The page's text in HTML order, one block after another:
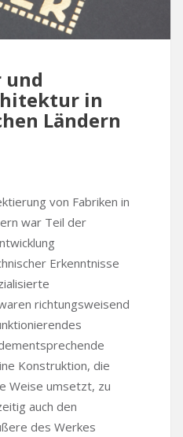
und
in
Ländern
von Fabriken in
war Teil der
Erkenntnisse
richtungsweisend
Konstruktion, die
Weise umsetzt, zu
auch den
des Werkes